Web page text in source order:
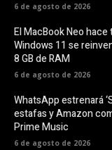
6 de agosto de 2026
El MacBook Neo
Windows 11 se
8 GB de RAM
6 de agosto de 2026
WhatsApp estrenará
estafas y Amazon
Prime Music
6 de agosto de 2026